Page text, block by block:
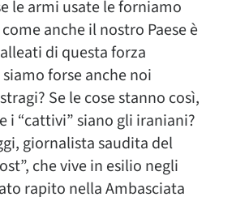
le armi usate le forniamo
anche il nostro Paese è
di questa forza
forse anche noi
Se le cose stanno così,
i “cattivi” siano gli iraniani?
giornalista saudita del
che vive in esilio negli
rapito nella Ambasciata